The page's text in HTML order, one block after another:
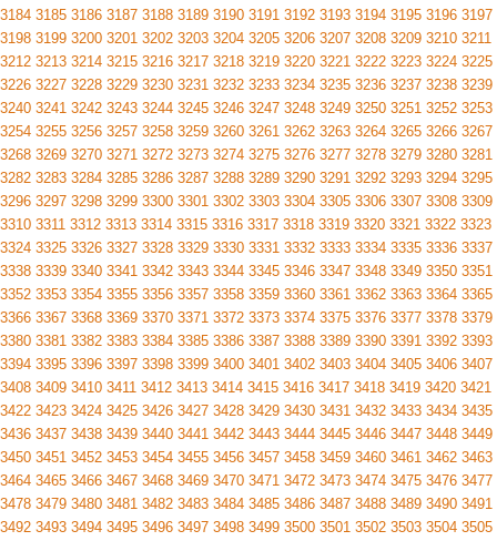
3184 3185 3186 3187 3188 3189 3190 3191 3192 3193 3194 3195 3196 3197
3198 3199 3200 3201 3202 3203 3204 3205 3206 3207 3208 3209 3210 3211
3212 3213 3214 3215 3216 3217 3218 3219 3220 3221 3222 3223 3224 3225
3226 3227 3228 3229 3230 3231 3232 3233 3234 3235 3236 3237 3238 3239
3240 3241 3242 3243 3244 3245 3246 3247 3248 3249 3250 3251 3252 3253
3254 3255 3256 3257 3258 3259 3260 3261 3262 3263 3264 3265 3266 3267
3268 3269 3270 3271 3272 3273 3274 3275 3276 3277 3278 3279 3280 3281
3282 3283 3284 3285 3286 3287 3288 3289 3290 3291 3292 3293 3294 3295
3296 3297 3298 3299 3300 3301 3302 3303 3304 3305 3306 3307 3308 3309
3310 3311 3312 3313 3314 3315 3316 3317 3318 3319 3320 3321 3322 3323
3324 3325 3326 3327 3328 3329 3330 3331 3332 3333 3334 3335 3336 3337
3338 3339 3340 3341 3342 3343 3344 3345 3346 3347 3348 3349 3350 3351
3352 3353 3354 3355 3356 3357 3358 3359 3360 3361 3362 3363 3364 3365
3366 3367 3368 3369 3370 3371 3372 3373 3374 3375 3376 3377 3378 3379
3380 3381 3382 3383 3384 3385 3386 3387 3388 3389 3390 3391 3392 3393
3394 3395 3396 3397 3398 3399 3400 3401 3402 3403 3404 3405 3406 3407
3408 3409 3410 3411 3412 3413 3414 3415 3416 3417 3418 3419 3420 3421
3422 3423 3424 3425 3426 3427 3428 3429 3430 3431 3432 3433 3434 3435
3436 3437 3438 3439 3440 3441 3442 3443 3444 3445 3446 3447 3448 3449
3450 3451 3452 3453 3454 3455 3456 3457 3458 3459 3460 3461 3462 3463
3464 3465 3466 3467 3468 3469 3470 3471 3472 3473 3474 3475 3476 3477
3478 3479 3480 3481 3482 3483 3484 3485 3486 3487 3488 3489 3490 3491
3492 3493 3494 3495 3496 3497 3498 3499 3500 3501 3502 3503 3504 3505